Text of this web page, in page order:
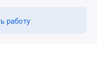
работу